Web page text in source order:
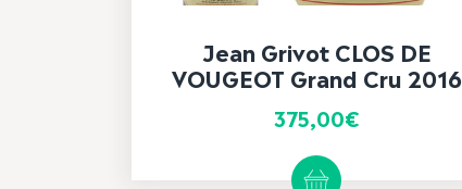
Jean Grivot CLOS DE
VOUGEOT Grand Cru 2016
375,00€